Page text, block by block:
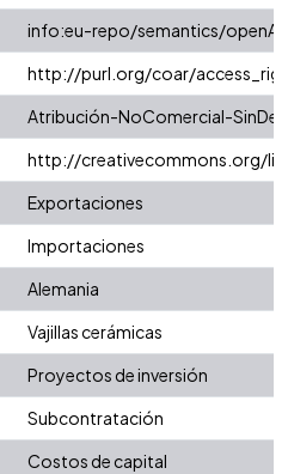
info:eu-repo/semantics/
http://purl.org/coar/
Atribución-NoComercial-
http://creativecommons.org/
Exportaciones
Importaciones
Alemania
Vajillas cerámicas
Proyectos de inversión
Subcontratación
Costos de capital